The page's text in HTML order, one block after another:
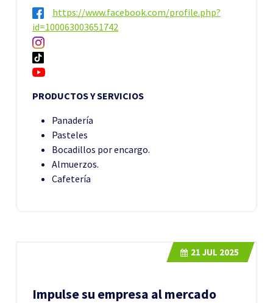
https://www.facebook.com/profile.php?
id=100063003651742
PRODUCTOS Y SERVICIOS
Panadería
Pasteles
Bocadillos por encargo.
Almuerzos.
Cafetería
Impulse su empresa al mercado
21 JUL 2025